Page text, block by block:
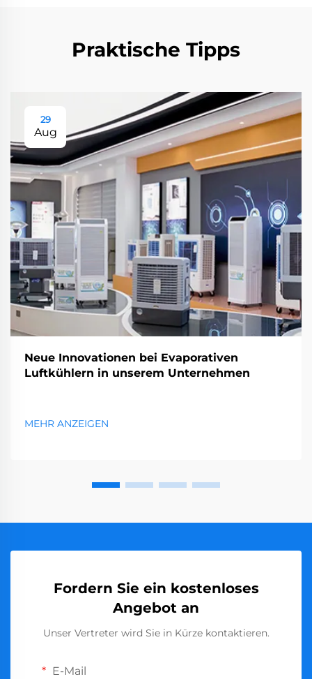
Praktische Tipps
29
Aug
Neue Innovationen bei Evaporativen
Luftkühlern in unserem Unternehmen
MEHR ANZEIGEN
Fordern Sie ein kostenloses
Angebot an
Unser Vertreter wird Sie in Kürze kontaktieren.
E-Mail